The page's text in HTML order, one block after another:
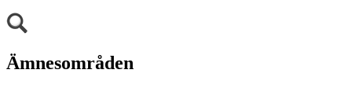
Ämnesområden